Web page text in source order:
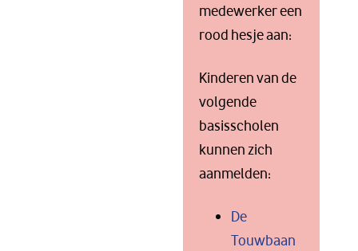
medewerker een
rood hesje aan:
Kinderen van de
volgende
basisscholen
kunnen zich
aanmelden:
De
Touwbaan